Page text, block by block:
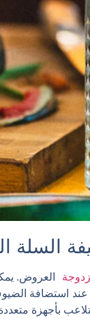
السلة
العروض.
أو عند استضافة